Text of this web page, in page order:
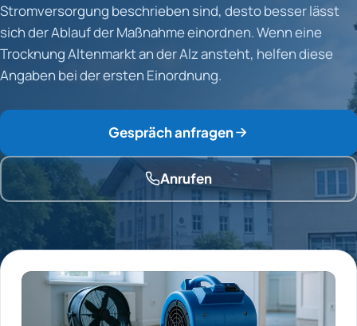
Stromversorgung beschrieben sind, desto besser lässt
sich der Ablauf der Maßnahme einordnen. Wenn eine
Trocknung Altenmarkt an der Alz ansteht, helfen diese
Angaben bei der ersten Einordnung.
Gespräch anfragen
Anrufen